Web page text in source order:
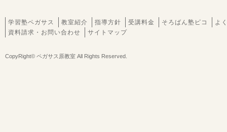
学習塾ペガサス 教室紹介 指導方針 受講料金 そろばん塾ピコ
よ
資料請求・お問い合わせ
サイトマップ
CopyRight© ペガサス原教室 All Rights Reserved.